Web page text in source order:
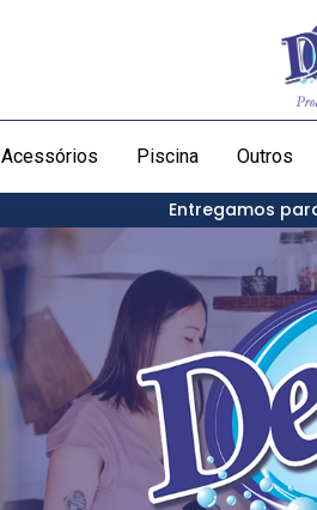
Acessórios Piscina Outros
Entregamos